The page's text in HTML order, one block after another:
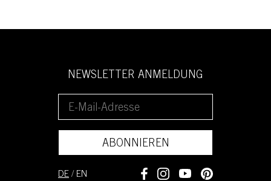
NEWSLETTER ANMELDUNG
ABONNIEREN
DE / EN